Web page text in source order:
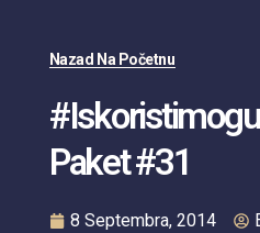
Nazad Na Početnu
Paket #31
8 Septembra, 2014